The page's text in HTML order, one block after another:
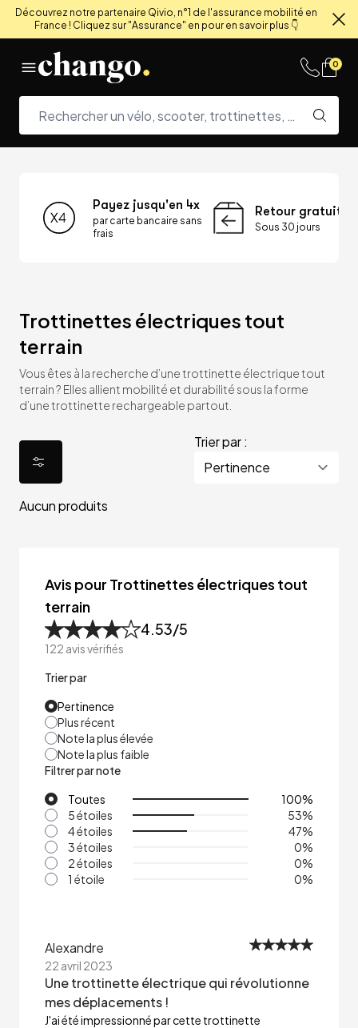
Découvrez notre partenaire Qivio, n°1 de l'assurance mobilité en
France ! Cliquez sur "Assurance" en pour en savoir plus 👇
0
Payez jusqu'en 4x
par carte bancaire sans
frais
Retour gratuit
Sous 30 jours
Trottinettes électriques tout
terrain
Vous êtes à la recherche d’une trottinette électrique tout
terrain ? Elles allient mobilité et durabilité sous la forme
d’une trottinette rechargeable partout.
Trier par :
Aucun produits
Avis pour Trottinettes électriques tout
terrain
4.53/5
122 avis vérifiés
Trier par
Pertinence
Plus récent
Note la plus élevée
Note la plus faible
Filtrer par note
Toutes
100%
5 étoiles
53%
4 étoiles
47%
3 étoiles
0%
2 étoiles
0%
1 étoile
0%
Alexandre
22 avril 2023
Une trottinette électrique qui révolutionne
mes déplacements !
J'ai été impressionné par cette trottinette